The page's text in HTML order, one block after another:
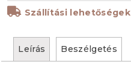
Szállítási lehetőségek
Leírás Beszélgetés